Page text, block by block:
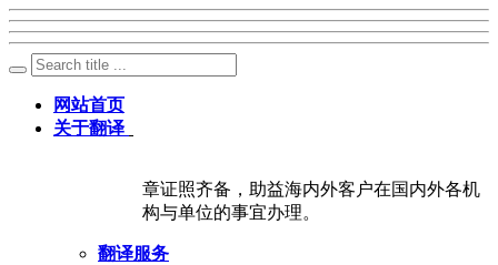
网站首页
关于翻译
章证照齐备，助益海内外客户在国内外各机
构与单位的事宜办理。
翻译服务